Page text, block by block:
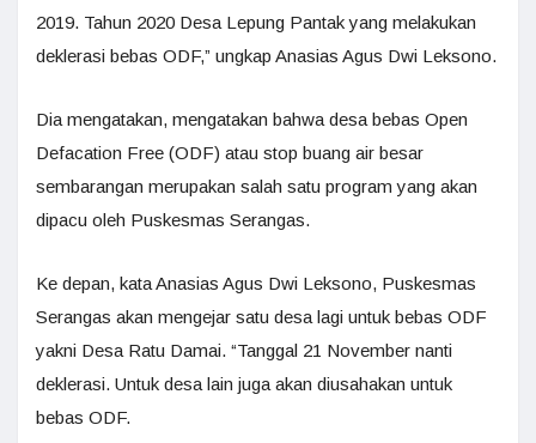
2019. Tahun 2020 Desa Lepung Pantak yang melakukan
deklerasi bebas ODF,” ungkap Anasias Agus Dwi Leksono.
Dia mengatakan, mengatakan bahwa desa bebas Open
Defacation Free (ODF) atau stop buang air besar
sembarangan merupakan salah satu program yang akan
dipacu oleh Puskesmas Serangas.
Ke depan, kata Anasias Agus Dwi Leksono, Puskesmas
Serangas akan mengejar satu desa lagi untuk bebas ODF
yakni Desa Ratu Damai. “Tanggal 21 November nanti
deklerasi. Untuk desa lain juga akan diusahakan untuk
bebas ODF.